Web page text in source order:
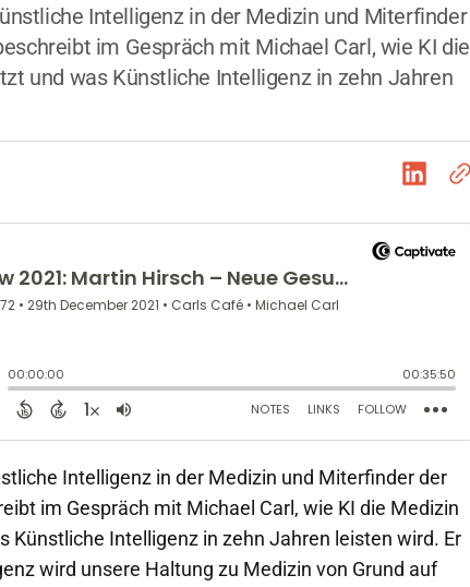
Intelligenz in der Medizin und Miterfinder
im Gespräch mit Michael Carl, wie KI die
und was Künstliche Intelligenz in zehn Jahren
Intelligenz in der Medizin und Miterfinder der
im Gespräch mit Michael Carl, wie KI die Medizin
Künstliche Intelligenz in zehn Jahren leisten wird. Er
wird unsere Haltung zu Medizin von Grund auf